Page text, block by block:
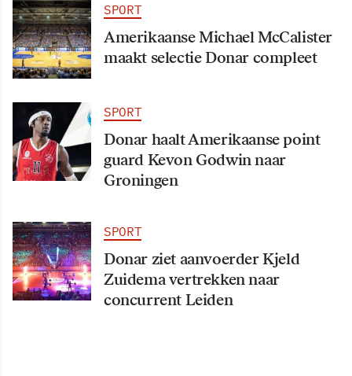
SPORT
Amerikaanse Michael McCalister
maakt selectie Donar compleet
SPORT
Donar haalt Amerikaanse point
guard Kevon Godwin naar
Groningen
SPORT
Donar ziet aanvoerder Kjeld
Zuidema vertrekken naar
concurrent Leiden